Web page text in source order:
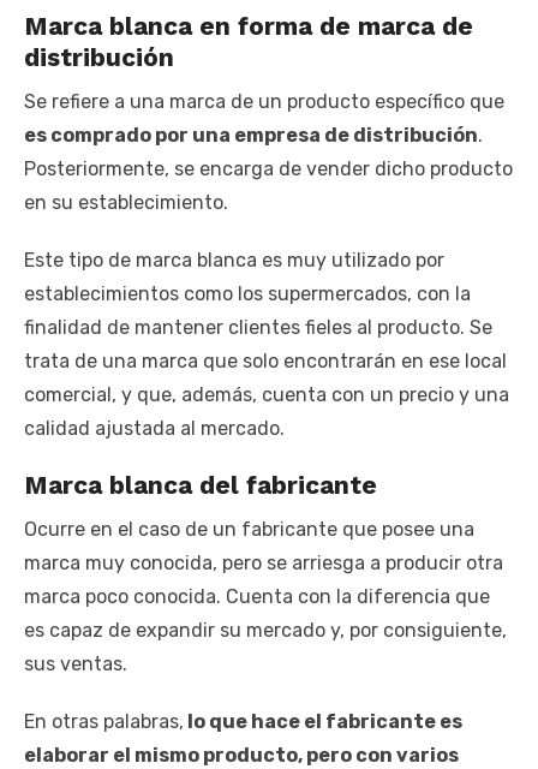
Marca blanca en forma de marca de
distribución
Se refiere a una marca de un producto específico que
es comprado por una empresa de distribución.
Posteriormente, se encarga de vender dicho producto
en su establecimiento.
Este tipo de marca blanca es muy utilizado por
establecimientos como los supermercados, con la
finalidad de mantener clientes fieles al producto. Se
trata de una marca que solo encontrarán en ese local
comercial, y que, además, cuenta con un precio y una
calidad ajustada al mercado.
Marca blanca del fabricante
Ocurre en el caso de un fabricante que posee una
marca muy conocida, pero se arriesga a producir otra
marca poco conocida. Cuenta con la diferencia que
es capaz de expandir su mercado y, por consiguiente,
sus ventas.
En otras palabras, lo que hace el fabricante es
elaborar el mismo producto, pero con varios